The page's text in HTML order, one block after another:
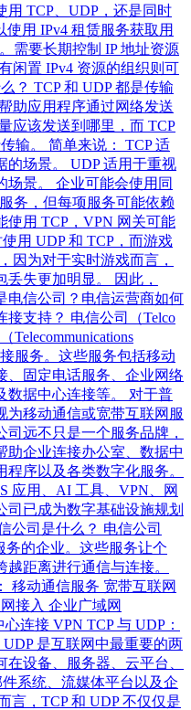
用 TCP、UDP，还是同时
使用 IPv4 租赁服务获取用
需要长期控制 IP 地址资源
闲置 IPv4 资源的组织则可
？ TCP 和 UDP 都是传输
助应用程序通过网络发送
应该发送到哪里，而 TCP
输。 简单来说： TCP 适
的场景。 UDP 适用于重视
场景。 企业可能会使用同
务，但每项服务可能依赖
使用 TCP，VPN 网关可能
用 UDP 和 TCP，而游戏
因为对于实时游戏而言，
失更加明显。 因此，
电信公司？电信运营商如何
支持？ 电信公司（Telco
Telecommunications
服务。这些服务包括移动
、固定电话服务、企业网络
数据中心连接等。 对于普
为移动通信或宽带互联网服
远不只是一个服务品牌，
助企业连接办公室、数据中
序以及各类数字化服务。
应用、AI 工具、VPN、网
已成为数字基础设施规划
公司是什么？ 电信公司
务的企业。这些服务让个
距离进行通信与连接。
移动通信服务 宽带互联网
接入 企业广域网
连接 VPN TCP 与 UDP：
是互联网中最重要的两
设备、服务器、云平台、
系统、流媒体平台以及企
言，TCP 和 UDP 不仅仅是